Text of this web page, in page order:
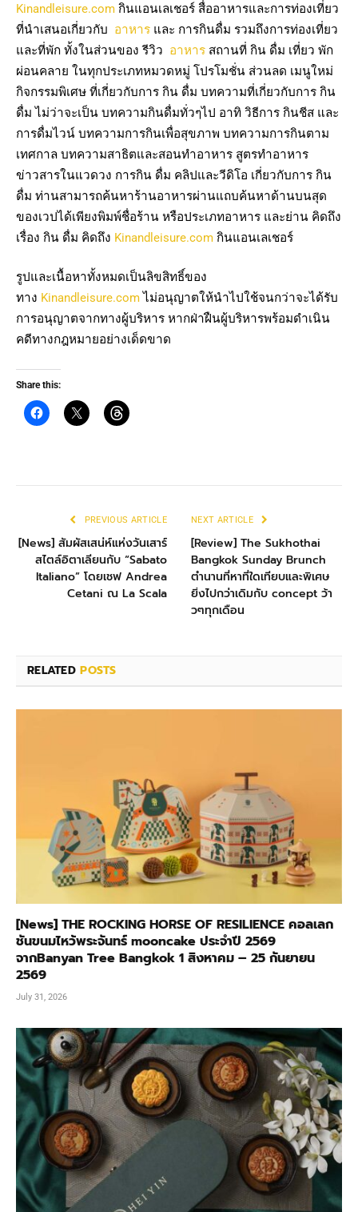
Kinandleisure.com กินแอนเลเชอร์ สื่ออาหารและการท่องเที่ยว
ที่นำเสนอเกี่ยวกับ อาหาร และ การกินดื่ม รวมถึงการท่องเที่ยว
และที่พัก ทั้งในส่วนของ รีวิว อาหาร สถานที่ กิน ดื่ม เที่ยว พัก
ผ่อนคลาย ในทุกประเภทหมวดหมู่ โปรโมชั่น ส่วนลด เมนูใหม่
กิจกรรมพิเศษ ที่เกี่ยวกับการ กิน ดื่ม บทความที่เกี่ยวกับการ กิน
ดื่ม ไม่ว่าจะเป็น บทความกินดื่มทั่วๆไป อาทิ วิธีการ กินชีส และ
การดื่มไวน์ บทความการกินเพื่อสุขภาพ บทความการกินตาม
เทศกาล บทความสาธิตและสอนทำอาหาร สูตรทำอาหาร
ข่าวสารในแวดวง การกิน ดื่ม คลิปและวีดิโอ เกี่ยวกับการ กิน
ดื่ม ท่านสามารถค้นหาร้านอาหารผ่านแถบค้นหาด้านบนสุด
ของเวปได้เพียงพิมพ์ชื่อร้าน หรือประเภทอาหาร และย่าน คิดถึง
เรื่อง กิน ดื่ม คิดถึง Kinandleisure.com กินแอนเลเชอร์
รูปและเนื้อหาทั้งหมดเป็นลิขสิทธิ์ของ
ทาง Kinandleisure.com ไม่อนุญาตให้นำไปใช้จนกว่าจะได้รับ
การอนุญาตจากทางผู้บริหาร หากฝ่าฝืนผู้บริหารพร้อมดำเนิน
คดีทางกฎหมายอย่างเด็ดขาด
Share this:
PREVIOUS ARTICLE
[News] สัมผัสเสน่ห์แห่งวันเสาร์
สไตล์อิตาเลียนกับ “Sabato
Italiano” โดยเชฟ Andrea
Cetani ณ La Scala
NEXT ARTICLE
[Review] The Sukhothai
Bangkok Sunday Brunch
ตำนานที่หาที่ใดเทียบและพิเศษ
ยิ่งไปกว่าเดิมกับ concept ว้า
วๆทุกเดือน
RELATEDPOSTS
[News] THE ROCKING HORSE OF RESILIENCE คอลเลก
ชันขนมไหว้พระจันทร์ mooncake ประจำปี 2569
จากBanyan Tree Bangkok 1 สิงหาคม – 25 กันยายน
2569
July 31, 2026